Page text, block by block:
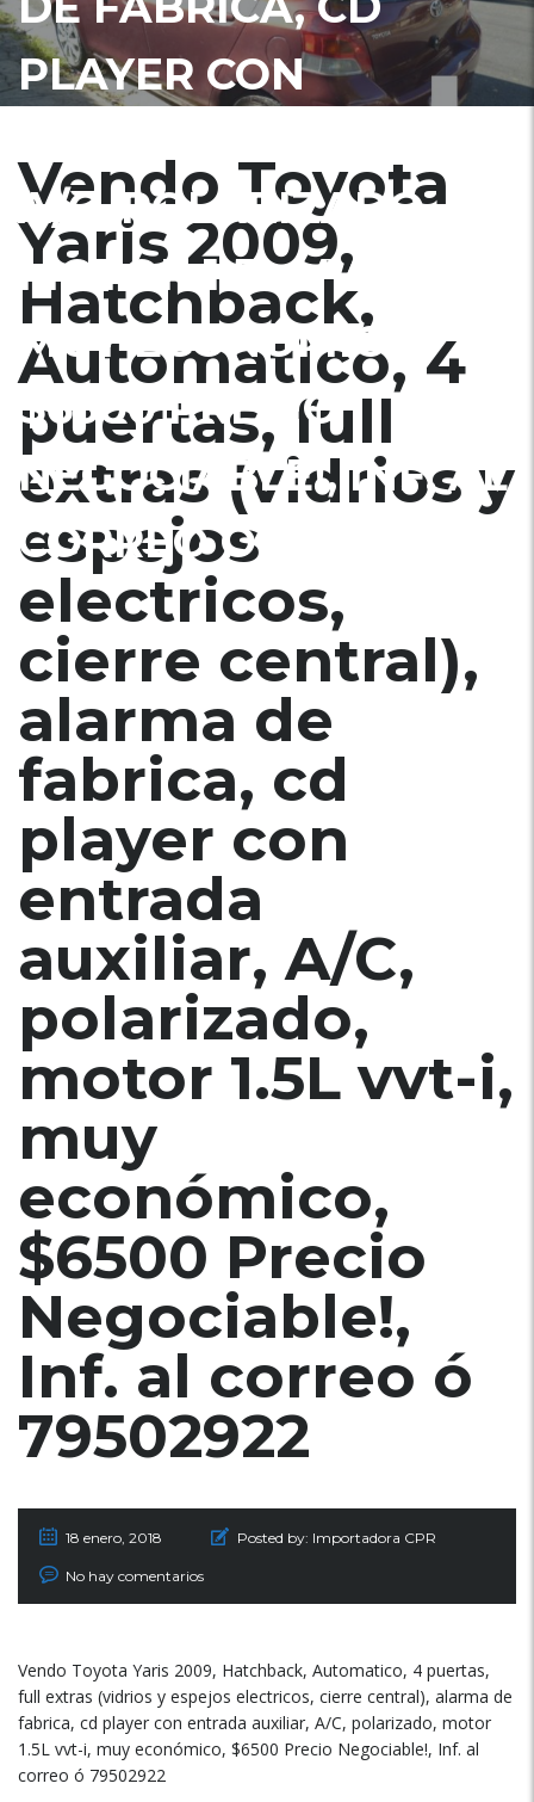
PLAYER CON
A/C, POLARIZADO,
MOTOR 1.5L VVT-I,
MUY ECONÓMICO,
$6500 PRECIO
NEGOCIABLE!, INF. AL
CORREO Ó 79502922
Vendo Toyota
Yaris 2009,
Hatchback,
Automatico, 4
puertas, full
extras (vidrios y
espejos
electricos,
cierre central),
alarma de
fabrica, cd
player con
entrada
auxiliar, A/C,
polarizado,
motor 1.5L vvt-i,
muy
económico,
$6500 Precio
Negociable!,
Inf. al correo ó
79502922
18 enero, 2018 Posted by: Importadora CPR
No hay comentarios
Vendo Toyota Yaris 2009, Hatchback, Automatico, 4 puertas,
full extras (vidrios y espejos electricos, cierre central), alarma de
fabrica, cd player con entrada auxiliar, A/C, polarizado, motor
1.5L vvt-i, muy económico, $6500 Precio Negociable!, Inf. al
correo ó 79502922